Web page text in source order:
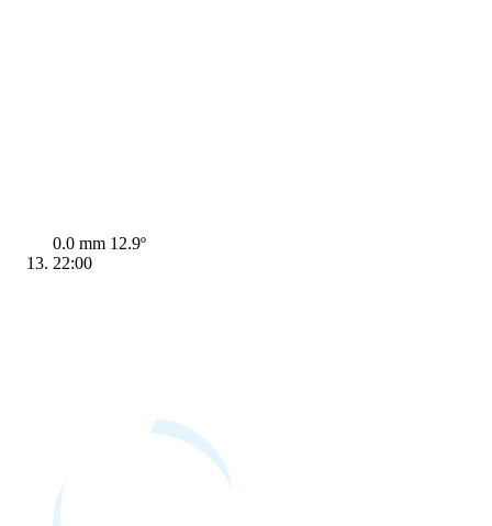
0.0 mm 12.9º
22:00